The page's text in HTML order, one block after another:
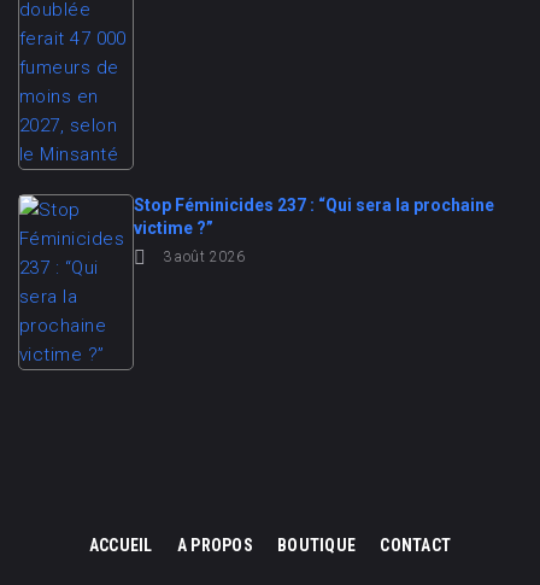
Stop Féminicides 237 : “Qui sera la prochaine
victime ?”
3 août 2026
ACCUEIL A PROPOS BOUTIQUE CONTACT